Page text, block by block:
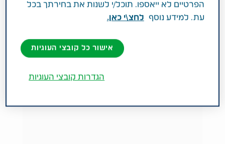
מטופלים משתפים טרשת נפוצה
הפרטיים לא ייאספו. תוכל/י לשנות את בחירתך בכל
עת. למידע נוסף
לחצ\י כאן.
אישור כל קובצי העוגיות
הגדרות קובצי העוגיות